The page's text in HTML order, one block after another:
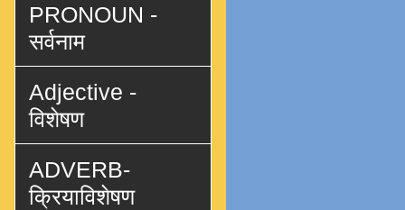
PRONOUN -
सर्वनाम
Adjective -
विशेषण
ADVERB-
क्रियाविशेषण